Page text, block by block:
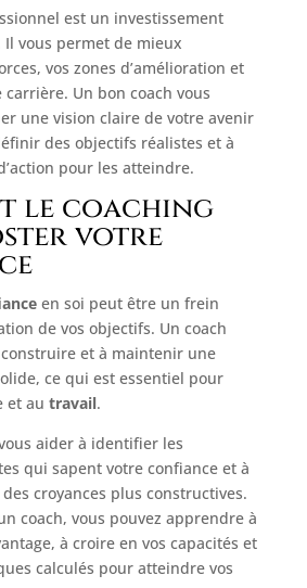
est un investissement
vous permet de mieux
vos zones d’amélioration et
Un bon coach vous
une vision claire de votre avenir
des objectifs réalistes et à
pour les atteindre.
le coaching
votre
en soi peut être un frein
de vos objectifs. Un coach
et à maintenir une
ce qui est essentiel pour
et au travail.
aider à identifier les
qui sapent votre confiance et à
croyances plus constructives.
coach, vous pouvez apprendre à
à croire en vos capacités et
calculés pour atteindre vos